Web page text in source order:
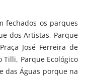
fechados os parques
dos Artistas, Parque
José Ferreira de
Tilli, Parque Ecológico
das Águas porque na